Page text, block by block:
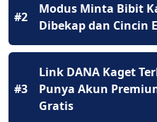
#2
Modus Minta Bibit
Dibekap dan Cincin
#3
Link DANA Kaget
Punya Akun
Gratis